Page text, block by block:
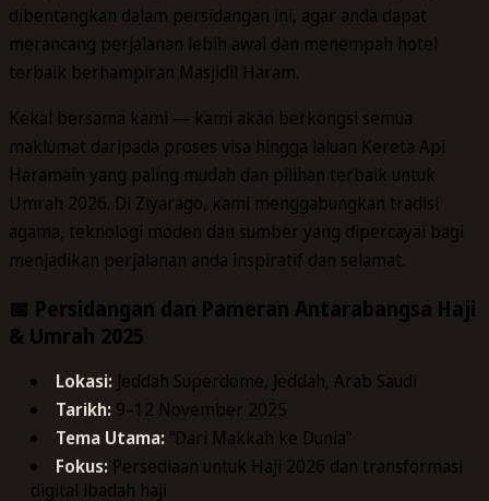
dibentangkan dalam persidangan ini, agar anda dapat
merancang perjalanan lebih awal dan menempah hotel
terbaik berhampiran Masjidil Haram.
Kekal bersama kami — kami akan berkongsi semua
maklumat daripada proses visa hingga laluan Kereta Api
Haramain yang paling mudah dan pilihan terbaik untuk
Umrah 2026. Di Ziyarago, kami menggabungkan tradisi
agama, teknologi moden dan sumber yang dipercayai bagi
menjadikan perjalanan anda inspiratif dan selamat.
📅 Persidangan dan Pameran Antarabangsa Haji
& Umrah 2025
Lokasi: Jeddah Superdome, Jeddah, Arab Saudi
Tarikh: 9–12 November 2025
Tema Utama: “Dari Makkah ke Dunia”
Fokus: Persediaan untuk Haji 2026 dan transformasi
digital ibadah haji